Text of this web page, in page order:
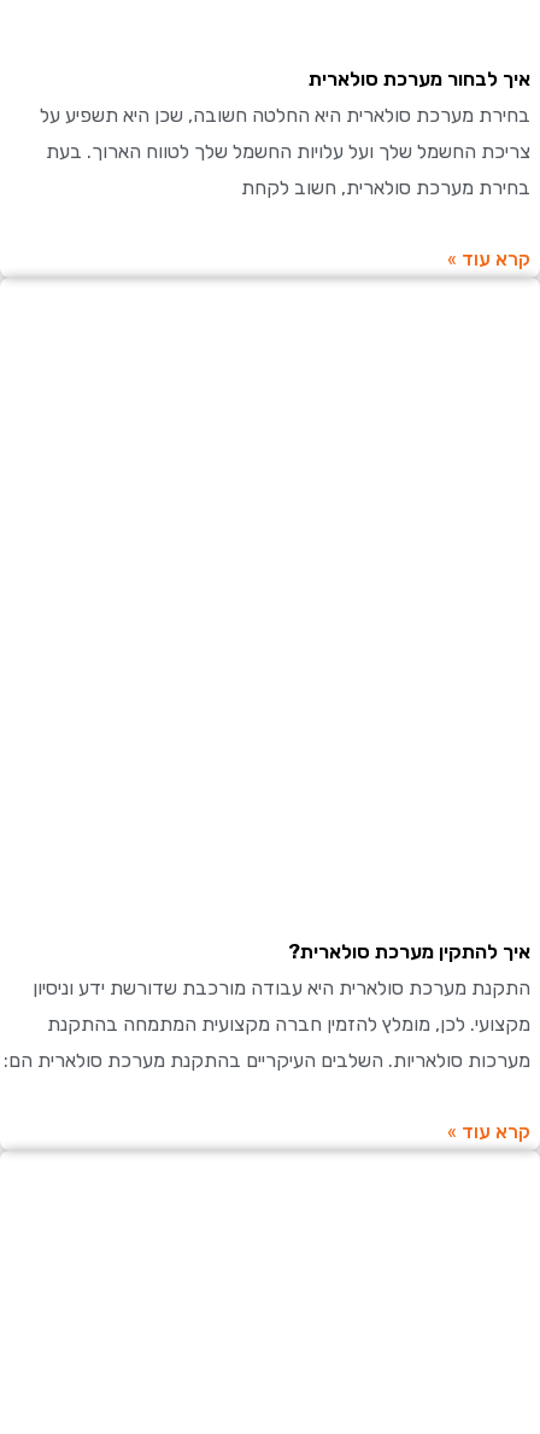
מערכת סולארית
מערכת סולארית היא החלטה חשובה, שכן היא תשפיע על
החשמל שלך ועל עלויות החשמל שלך לטווח הארוך. בעת
מערכת סולארית, חשוב לקחת
»
מערכת סולארית?
מערכת סולארית היא עבודה מורכבת שדורשת ידע וניסיון
לכן, מומלץ להזמין חברה מקצועית המתמחה בהתקנת
סולאריות. השלבים העיקריים בהתקנת מערכת סולארית הם:
»